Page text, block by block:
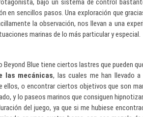
bajo un sistema de control
en sencillos pasos. Una exploración que
la observación, nos llevan a una
marinas de lo más particular y especial.
Beyond Blue tiene ciertos lastres que pueden
las mecánicas, las cuales me han llevado
ellos, o encontrar ciertos objetivos que son
y lo paseos marinos que consiguen
del juego, ya que si me hubiese